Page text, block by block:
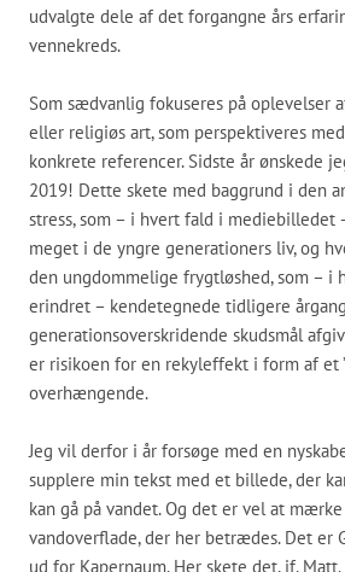
udvalgte dele af det forgangne års
vennekreds.
Som sædvanlig fokuseres på oplevelser
eller religiøs art, som perspektiveres
konkrete referencer. Sidste år ønskede
2019! Dette skete med baggrund i den
stress, som – i hvert fald i mediebilledet
meget i de yngre generationers liv, og
den ungdommelige frygtløshed, som – i
erindret – kendetegnede tidligere
generationsoverskridende skudsmål
er risikoen for en rekyleffekt i form af et
overhængende.
Jeg vil derfor i år forsøge med en
supplere min tekst med et billede, der
kan gå på vandet. Og det er vel at
vandoverflade, der her betrædes. Det er
ud for Kapernaum. Her skete det, jf. Matt.